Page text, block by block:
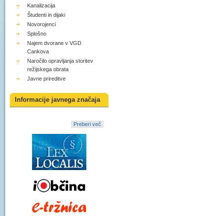
Kanalizacija
Študenti in dijaki
Novorojenci
Splošno
Najem dvorane v VGD
Cankova
Naročilo opravljanja storitev
režijskega obrata
Javne prireditve
Informacije javnega značaja
Preberi več